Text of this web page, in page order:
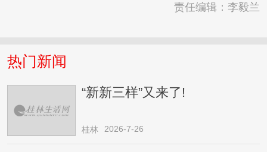
责任编辑：李毅兰
热门新闻
“新新三样”又来了!
桂林 2026-7-26